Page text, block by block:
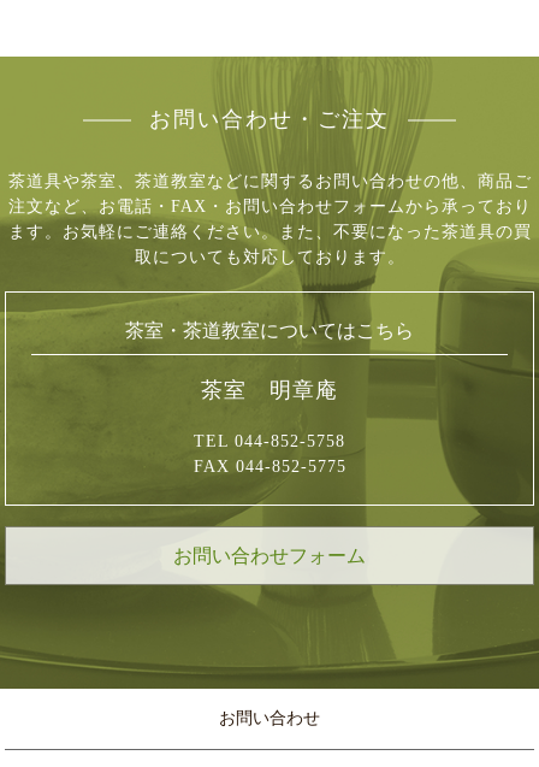
お問い合わせ・ご注文
茶道具や茶室、茶道教室などに関するお問い合わせの他、商品ご
注文など、 お電話・FAX・お問い合わせフォームから承っており
ます。お気軽にご連絡ください。 また、不要になった茶道具の買
取についても対応しております。
茶室・茶道教室についてはこちら
茶室 明章庵
TEL 044-852-5758
FAX 044-852-5775
お問い合わせフォーム
お問い合わせ